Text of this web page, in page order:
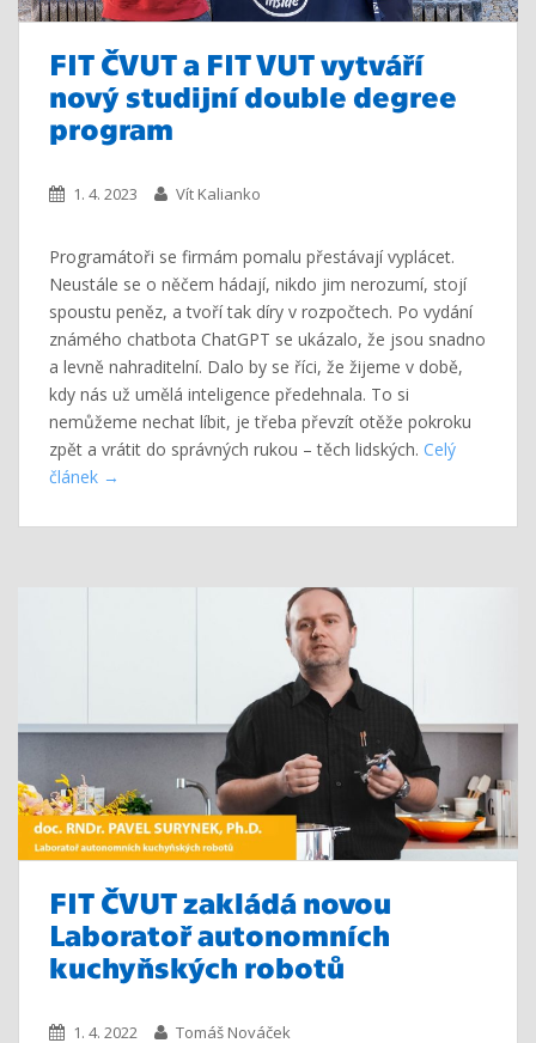
FIT ČVUT a FIT VUT vytváří
nový studijní double degree
program
1. 4. 2023 Vít Kalianko
Programátoři se firmám pomalu přestávají vyplácet.
Neustále se o něčem hádají, nikdo jim nerozumí, stojí
spoustu peněz, a tvoří tak díry v rozpočtech. Po vydání
známého chatbota ChatGPT se ukázalo, že jsou snadno
a levně nahraditelní. Dalo by se říci, že žijeme v době,
kdy nás už umělá inteligence předehnala. To si
nemůžeme nechat líbit, je třeba převzít otěže pokroku
zpět a vrátit do správných rukou – těch lidských. Celý
článek
FIT ČVUT zakládá novou
Laboratoř autonomních
kuchyňských robotů
1. 4. 2022 Tomáš Nováček